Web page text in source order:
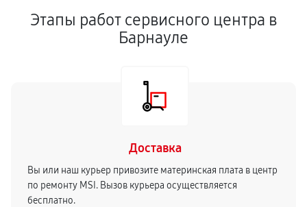
Этапы работ сервисного центра в
Барнауле
Доставка
Вы или наш курьер привозите материнская плата в центр
по ремонту MSI. Вызов курьера осуществляется
бесплатно.